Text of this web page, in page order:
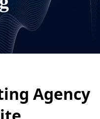
Agency